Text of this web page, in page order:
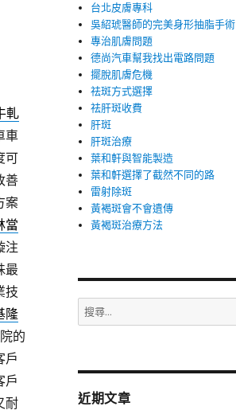
軋
車
可
善
案
當
注
最
技
隆
的
戶
戶
耐
台北皮膚專科
吳紹琥醫師的完美身形抽脂手術
專治肌膚問題
德尚汽車幫我找出電路問題
擺脫肌膚危機
祛斑方式選擇
祛肝斑收費
肝斑
肝斑治療
葉和軒與智能製造
葉和軒選擇了截然不同的路
雷射除斑
黃褐斑會不會遺傳
黃褐斑治療方法
搜
尋
字:
近期文章